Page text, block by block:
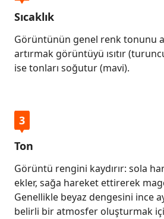
Sıcaklık
Görüntünün genel renk tonunu
artırmak görüntüyü ısıtır
ise tonları soğutur (mavi).
3
Ton
Görüntü rengini kaydırır: sola
ekler, sağa hareket ettirerek
Genellikle beyaz dengesini ince
belirli bir atmosfer oluşturmak